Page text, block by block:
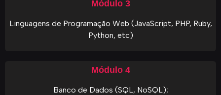
Módulo 3
Linguagens de Programação Web (JavaScript, PHP, Ruby,
Python, etc)
Módulo 4
Banco de Dados (SQL, NoSQL);